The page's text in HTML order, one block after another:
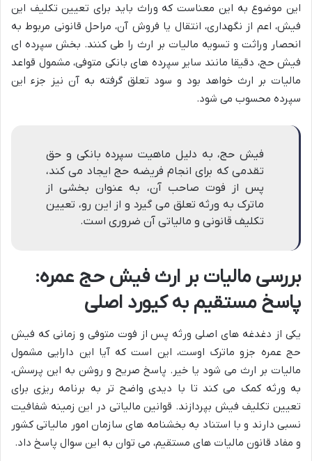
این موضوع به این معناست که وراث باید برای تعیین تکلیف این
فیش، اعم از نگهداری، انتقال یا فروش آن، مراحل قانونی مربوط به
انحصار وراثت و تسویه مالیات بر ارث را طی کنند. بخش سپرده ای
فیش حج، دقیقا مانند سایر سپرده های بانکی متوفی، مشمول قواعد
مالیات بر ارث خواهد بود و سود تعلق گرفته به آن نیز جزء این
سپرده محسوب می شود.
فیش حج، به دلیل ماهیت سپرده بانکی و حق
تقدمی که برای انجام فریضه حج ایجاد می کند،
پس از فوت صاحب آن، به عنوان بخشی از
ماترک به ورثه تعلق می گیرد و از این رو، تعیین
تکلیف قانونی و مالیاتی آن ضروری است.
بررسی مالیات بر ارث فیش حج عمره:
پاسخ مستقیم به کیورد اصلی
یکی از دغدغه های اصلی ورثه پس از فوت متوفی و زمانی که فیش
حج عمره جزو ماترک اوست، این است که آیا این دارایی مشمول
مالیات بر ارث می شود یا خیر. پاسخ صریح و روشن به این پرسش،
به ورثه کمک می کند تا با دیدی واضح تر به برنامه ریزی برای
تعیین تکلیف فیش بپردازند. قوانین مالیاتی در این زمینه شفافیت
نسبی دارند و با استناد به بخشنامه های سازمان امور مالیاتی کشور
و مفاد قانون مالیات های مستقیم، می توان به این سوال پاسخ داد.